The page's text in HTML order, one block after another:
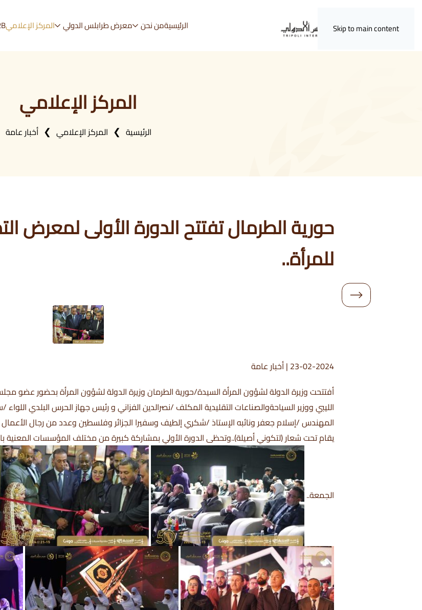
Skip to main content الرئيسيةمن نحن معرض طرابلس الدولي المركز الإعلامي
المركز الإعلامي
الرئيسية المركز الإعلامي أخبار عامة
حورية الطرمال تفتتح الدورة الأولى لمعرض
للمرأة..
23-02-2024
|أخبار عامة
أفتتحت وزيرة الدولة لشؤون المرأة السيدة/حورية الطرمان وزيرة الدولة لشؤون المرأة بحضور عضو
الليبي ووزير السياحةوالصناعات التقليدية المكلف /نصرالدين الفزاني و رئيس جهاز الحرس البلدي
المهندس /إسلام جعفر ونائبه الإستاذ /شكري إلطيف وسفيرا الجزائر وفلسطين وعدد من رجال
يقام تحت شعار (لتكوني أصيلة)..وتحظى الدورة الأولي بمشاركة كبيرة من مختلف المؤسسات المعنية
الجمعة..